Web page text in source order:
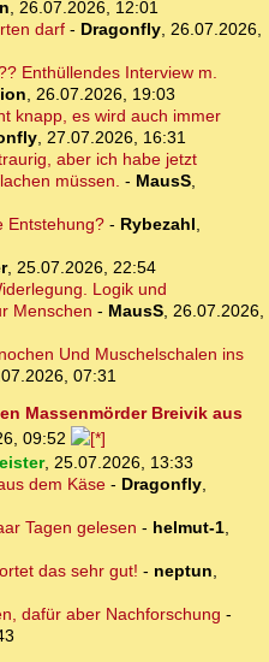
, 26.07.2026, 12:01
darf- Dragonfly, 26.07.2026,
Enthüllendes Interview m.
, 26.07.2026, 19:03
knapp, es wird auch immer
, 27.07.2026, 16:31
aber ich habe jetzt
müssen. - MausS,
Entstehung?- Rybezahl,
, 25.07.2026, 22:54
Logik und
Menschen - MausS, 26.07.2026,
Und Muschelschalen ins
07:31
Massenmörder Breivik aus
09:52
, 25.07.2026, 13:33
dem Käse- Dragonfly,
Tagen gelesen - helmut-1,
das sehr gut! - neptun,
dafür aber Nachforschung -